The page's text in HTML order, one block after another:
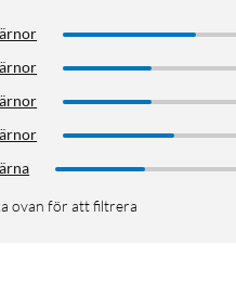
ovan för att filtrera